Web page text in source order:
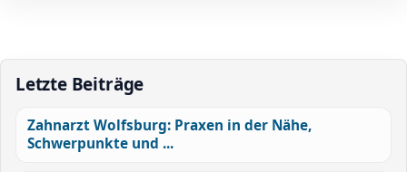
Letzte Beiträge
Zahnarzt Wolfsburg: Praxen in der Nähe,
Schwerpunkte und ...